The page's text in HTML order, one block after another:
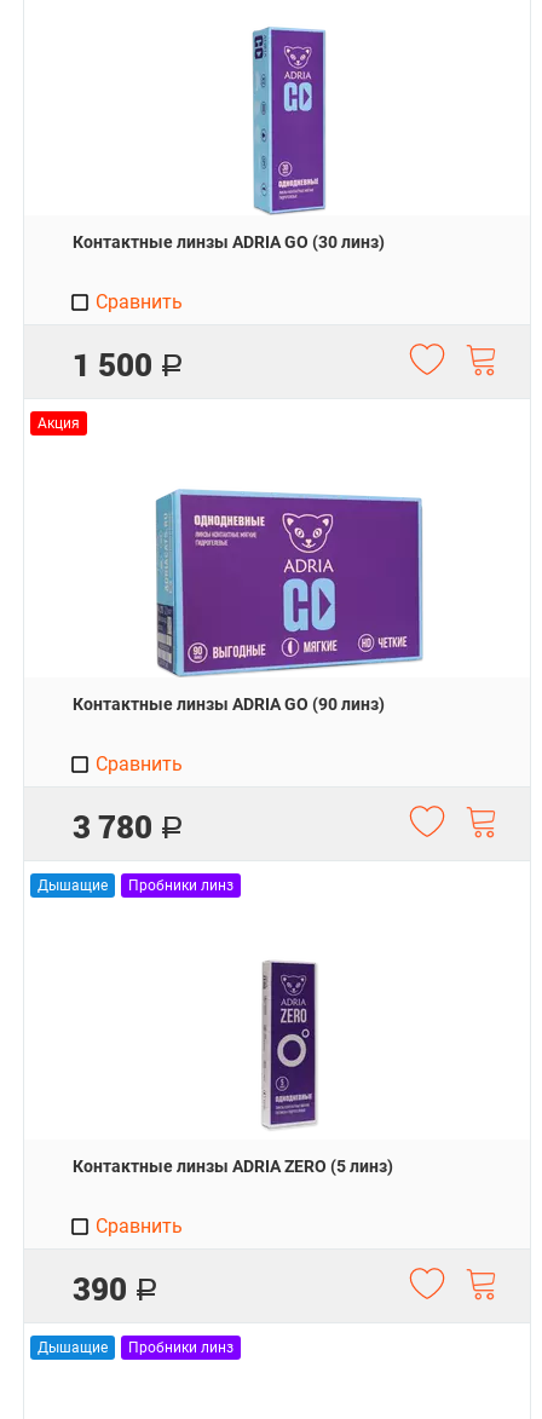
Контактные линзы ADRIA GO (30 линз)
1 500 Р
Сравнить
Акция
Контактные линзы ADRIA GO (90 линз)
3 780 Р
Сравнить
Дышащие Пробники линз
Контактные линзы ADRIA ZERO (5 линз)
390 Р
Сравнить
Дышащие Пробники линз